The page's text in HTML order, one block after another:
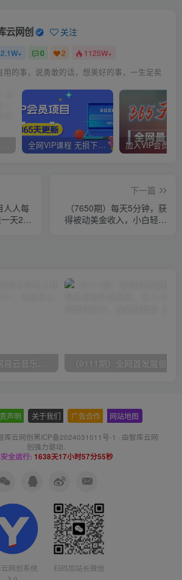
云网创 关注
2.1W+ 0 2 1125W+
用的事，说勇敢的话，想美好的事，一生足矣
你还在到处找项目？还在当韭菜？我靠卖项目一个月收入5万+，曾经我也是个失败者。 全网VIP课程 无损下载~
人人每
天20-
下一篇
（7650期）每天5分钟，获
得被动美金收入，小白轻松
声明 关于我们 广告合作 网站地图
库云网创黑ICP备2024031011号-1 · 由智库云网
创强力驱动.
全运行: 1638天17小时57分55秒
网创系统
扫码加站长微信